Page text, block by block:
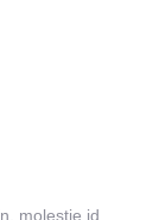
molestie id